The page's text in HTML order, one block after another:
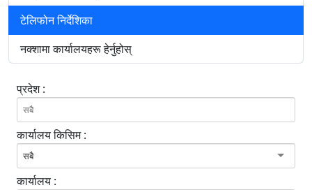
टेलिफोन निर्देशिका
नक्शामा कार्यालयहरू हेर्नुहोस्
प्रदेश :
कार्यालय किसिम :
सबै
कार्यालय :